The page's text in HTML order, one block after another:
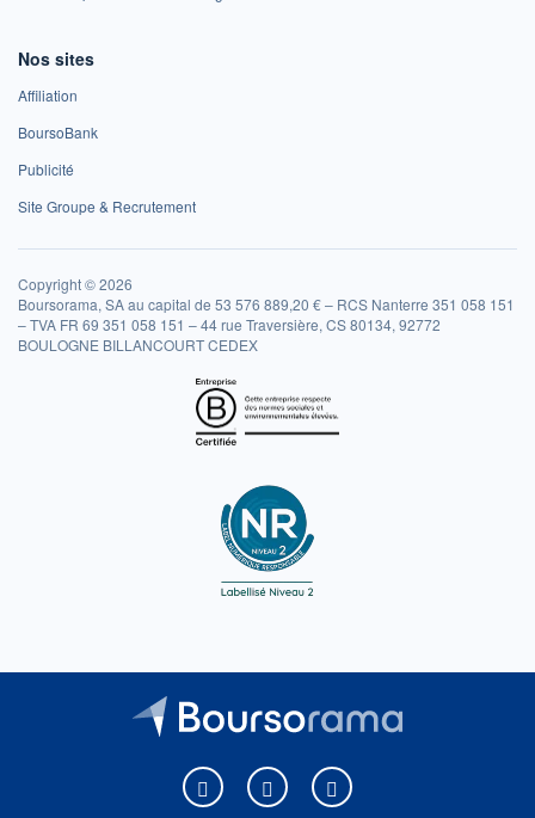
Nos sites
Affiliation
BoursoBank
Publicité
Site Groupe & Recrutement
Copyright © 2026
Boursorama, SA au capital de 53 576 889,20 € – RCS Nanterre 351 058 151
– TVA FR 69 351 058 151 – 44 rue Traversière, CS 80134, 92772
BOULOGNE BILLANCOURT CEDEX
Boursorama sur Facebook
Boursorama sur XBoursorama sur